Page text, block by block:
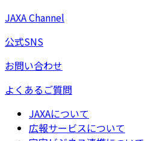
JAXA Channel
公式SNS
お問い合わせ
よくあるご質問
JAXAについて
広報サービスについて